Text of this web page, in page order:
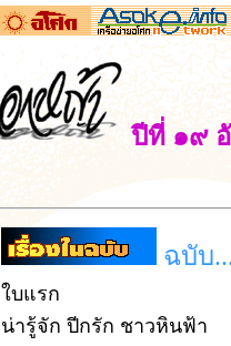
ปีที่ ๑๙
ฉบับ
ใบแรก
น่ารู้จัก ปีกรัก ชาวหินฟ้า